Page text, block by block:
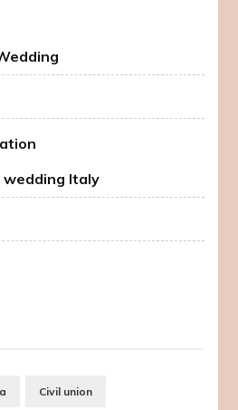
Italy
Civil union